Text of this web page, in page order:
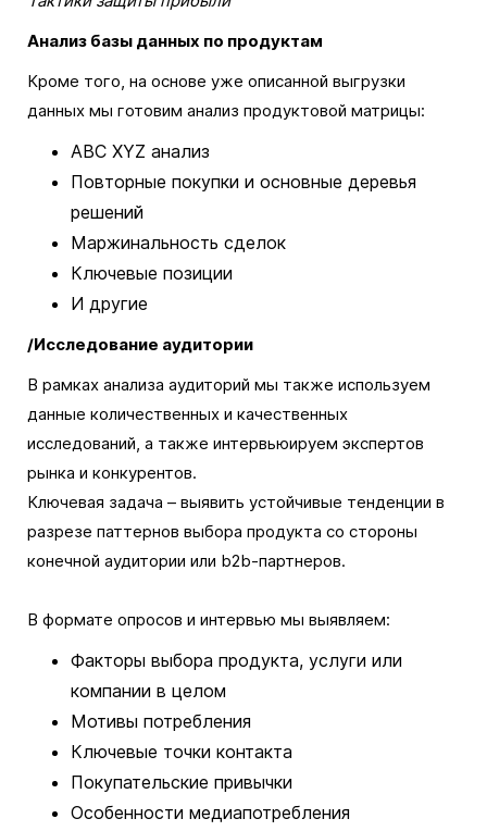
Анализ базы данных по продуктам
Кроме того, на основе уже описанной выгрузки
данных мы готовим анализ продуктовой матрицы:
ABC XYZ анализ
Повторные покупки и основные деревья
решений
Маржинальность сделок
Ключевые позиции
И другие
/Исследование аудитории
В рамках анализа аудиторий мы также используем
данные количественных и качественных
исследований, а также интервьюируем экспертов
рынка и конкурентов.
Ключевая задача – выявить устойчивые тенденции в
разрезе паттернов выбора продукта со стороны
конечной аудитории или b2b-партнеров.
В формате опросов и интервью мы выявляем:
Факторы выбора продукта, услуги или
компании в целом
Мотивы потребления
Ключевые точки контакта
Покупательские привычки
Особенности медиапотребления